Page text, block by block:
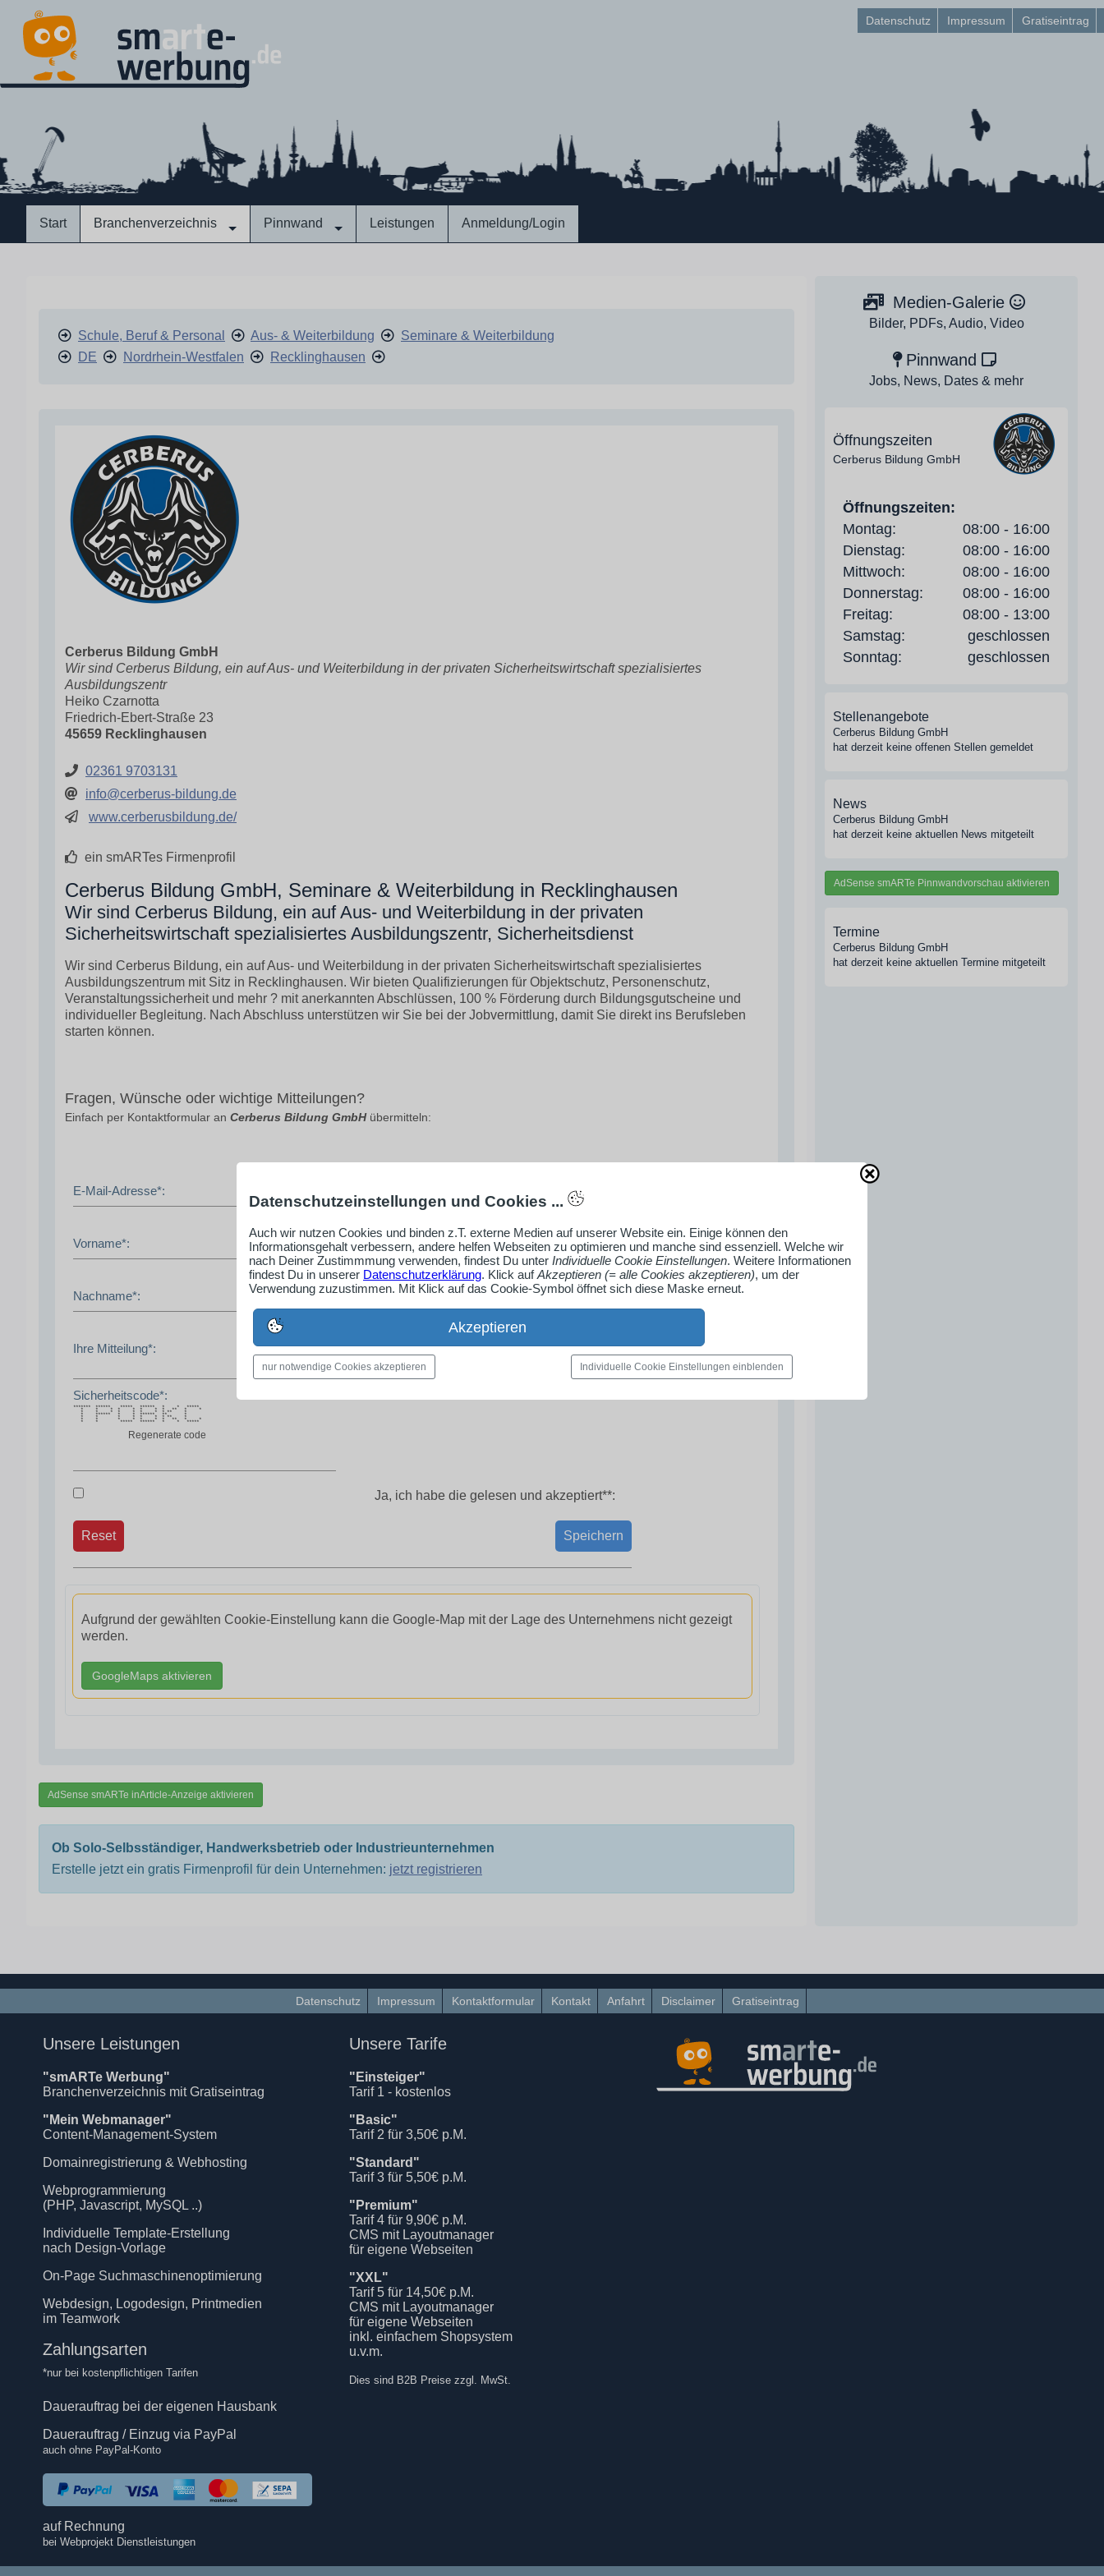
Datenschutz Impressum Gratiseintrag
Start Branchenverzeichnis Pinnwand Leistungen Anmeldung/Login
Schule, Beruf & Personal Aus- & Weiterbildung
Seminare & Weiterbildung
DE
Nordrhein-Westfalen Recklinghausen
Cerberus Bildung GmbH
Wir sind Cerberus Bildung, ein auf Aus- und Weiterbildung in der privaten Sicherheitswirtschaft spezialisiertes
Ausbildungszentr
Heiko Czarnotta
Friedrich-Ebert-Straße 23
45659 Recklinghausen
02361 9703131
info@cerberus-bildung.de
www.cerberusbildung.de/
ein smARTes Firmenprofil
Cerberus Bildung GmbH, Seminare & Weiterbildung in Recklinghausen
Wir sind Cerberus Bildung, ein auf Aus- und Weiterbildung in der privaten
Sicherheitswirtschaft spezialisiertes Ausbildungszentr, Sicherheitsdienst
Wir sind Cerberus Bildung, ein auf Aus- und Weiterbildung in der privaten Sicherheitswirtschaft spezialisiertes
Ausbildungszentrum mit Sitz in Recklinghausen. Wir bieten Qualifizierungen für Objektschutz, Personenschutz,
Veranstaltungssicherheit und mehr ? mit anerkannten Abschlüssen, 100 % Förderung durch Bildungsgutscheine und
individueller Begleitung. Nach Abschluss unterstützen wir Sie bei der Jobvermittlung, damit Sie direkt ins Berufsleben
starten können.
Fragen, Wünsche oder wichtige Mitteilungen?
Einfach per Kontaktformular an Cerberus Bildung GmbHübermitteln:
E-Mail-Adresse*:
Vorname*:
Nachname*:
Ihre Mitteilung*:
Sicherheitscode*:
******* ****** ***** ****** * * *****
* * * * * * * * ** * *
* * * * * * * * ** *
* ****** * * ****** ** *
* * * * * * * ** *
* * * * * * * ** * *
* * ***** ****** * * *****
Regenerate code
Ja, ich habe die gelesen und akzeptiert**:
Speichern
Reset
Aufgrund der gewählten Cookie-Einstellung kann die Google-Map mit der Lage des Unternehmens nicht gezeigt
werden.
GoogleMaps aktivieren
AdSense smARTe inArticle-Anzeige aktivieren
Ob Solo-Selbsständiger, Handwerksbetrieb oder Industrieunternehmen
Erstelle jetzt ein gratis Firmenprofil für dein Unternehmen: jetzt registrieren
Medien-Galerie
Bilder, PDFs, Audio, Video
Pinnwand
Jobs, News, Dates & mehr
Öffnungszeiten
Cerberus Bildung GmbH
Öffnungszeiten:
Montag:
08:00 - 16:00
Dienstag:
08:00 - 16:00
Mittwoch:
08:00 - 16:00
Donnerstag:
08:00 - 16:00
Freitag:
08:00 - 13:00
Samstag:
geschlossen
Sonntag:
geschlossen
Stellenangebote
Cerberus Bildung GmbH
hat derzeit keine offenen Stellen gemeldet
News
Cerberus Bildung GmbH
hat derzeit keine aktuellen News mitgeteilt
AdSense smARTe Pinnwandvorschau aktivieren
Termine
Cerberus Bildung GmbH
hat derzeit keine aktuellen Termine mitgeteilt
Datenschutz Impressum Kontaktformular Kontakt Anfahrt Disclaimer Gratiseintrag
Unsere Leistungen
"smARTe Werbung"
Branchenverzeichnis mit Gratiseintrag
"Mein Webmanager"
Content-Management-System
Domainregistrierung & Webhosting
Webprogrammierung
(PHP, Javascript, MySQL ..)
Individuelle Template-Erstellung
nach Design-Vorlage
On-Page Suchmaschinenoptimierung
Webdesign, Logodesign, Printmedien
im Teamwork
Zahlungsarten
*nur bei kostenpflichtigen Tarifen
Dauerauftrag bei der eigenen Hausbank
Dauerauftrag / Einzug via PayPal
auch ohne PayPal-Konto
auf Rechnung
bei Webprojekt Dienstleistungen
Unsere Tarife
"Einsteiger"
Tarif 1 - kostenlos
"Basic"
Tarif 2 für 3,50€ p.M.
"Standard"
Tarif 3 für 5,50€ p.M.
"Premium"
Tarif 4 für 9,90€ p.M.
CMS mit Layoutmanager
für eigene Webseiten
"XXL"
Tarif 5 für 14,50€ p.M.
CMS mit Layoutmanager
für eigene Webseiten
inkl. einfachem Shopsystem
u.v.m.
Dies sind B2B Preise zzgl. MwSt.
Datenschutzeinstellungen und Cookies ...
Auch wir nutzen Cookies und binden z.T. externe Medien auf unserer Website ein. Einige können den
Informationsgehalt verbessern, andere helfen Webseiten zu optimieren und manche sind essenziell. Welche wir
nach Deiner Zustimmmung verwenden, findest Du unter Individuelle Cookie Einstellungen. Weitere Informationen
findest Du in unserer Datenschutzerklärung. Klick aufAkzeptieren (= alle Cookies akzeptieren), um der
Verwendung zuzustimmen. Mit Klick auf das Cookie-Symbol öffnet sich diese Maske erneut.
Akzeptieren
nur notwendige Cookies akzeptieren Individuelle Cookie Einstellungen einblenden